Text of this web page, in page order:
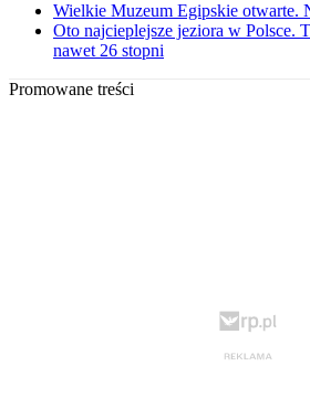
Wielkie Muzeum Egipskie otwarte.
Oto najcieplejsze jeziora w Polsce.
nawet 26 stopni
Promowane treści